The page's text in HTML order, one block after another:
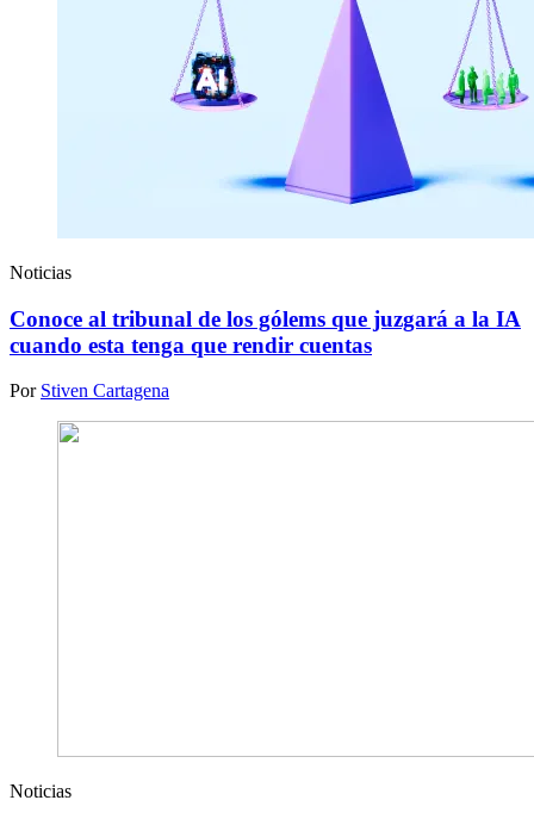
Noticias
Conoce al tribunal de los gólems que juzgará a la IA
cuando esta tenga que rendir cuentas
Por Stiven Cartagena
Noticias